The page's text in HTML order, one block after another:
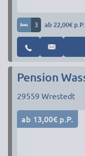
3 ab 22,00€ p.P.
Pension
29559 Wrestedt
ab 13,00€ p.P.